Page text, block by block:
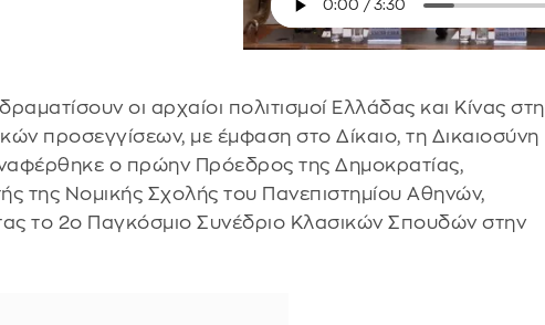
οι αρχαίοι πολιτισμοί Ελλάδας και Κίνας στη
προσεγγίσεων, με έμφαση στο Δίκαιο, τη Δικαιοσύνη
ο πρώην Πρόεδρος της Δημοκρατίας,
της Νομικής Σχολής του Πανεπιστημίου Αθηνών,
το 2ο Παγκόσμιο Συνέδριο Κλασικών Σπουδών στην